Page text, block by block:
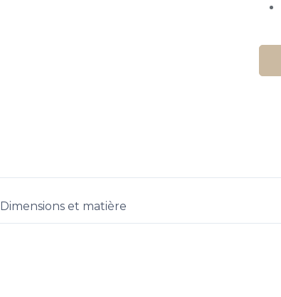
Dimensions et matière